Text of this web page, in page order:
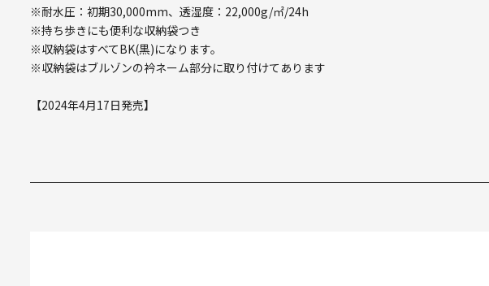
※耐水圧：初期30,000mm、透湿度：22,000g/㎡/24h
※持ち歩きにも便利な収納袋つき
※収納袋はすべてBK(黒)になります。
※収納袋はブルゾンの衿ネーム部分に取り付けてあります
【2024年4月17日発売】